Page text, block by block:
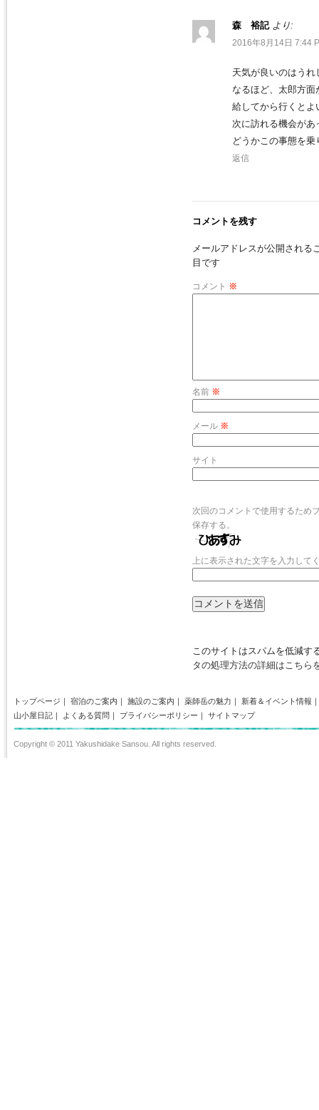
森 裕記 より:
2016年8月14日 7:44
天気が良いのはう
なるほど、太郎方
給してから行くとよ
次に訪れる機会があ
どうかこの事態を
返信
コメントを残す
メールアドレスが公開される
目です
コメント ※
名前 ※
メール ※
サイト
次回のコメントで使用するため
保存する。
上に表示された文字を入力して
このサイトはスパムを低減す
タの処理方法の詳細はこちら
トップページ ｜ 宿泊のご案内 ｜ 施設のご案内 ｜ 薬師岳の魅力 ｜ 新着＆イベント情報 ｜
山小屋日記 ｜ よくある質問 ｜ プライバシーポリシー ｜ サイトマップ
Copyright © 2011 Yakushidake Sansou. All rights reserved.